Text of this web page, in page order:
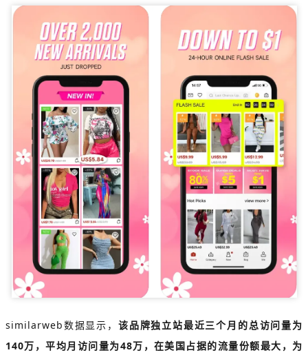
similarweb数据显示， 该品牌独立站最近三个月的总访问量为
140万，平均月访问量为48万，在美国占据的流量份额最大，为